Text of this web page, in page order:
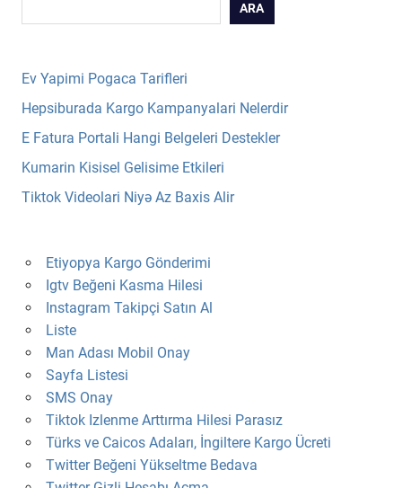
ARA
Ev Yapimi Pogaca Tarifleri
Hepsiburada Kargo Kampanyalari Nelerdir
E Fatura Portali Hangi Belgeleri Destekler
Kumarin Kisisel Gelisime Etkileri
Tiktok Videolari Niyə Az Baxis Alir
Etiyopya Kargo Gönderimi
Igtv Beğeni Kasma Hilesi
Instagram Takipçi Satın Al
Liste
Man Adası Mobil Onay
Sayfa Listesi
SMS Onay
Tiktok Izlenme Arttırma Hilesi Parasız
Türks ve Caicos Adaları, İngiltere Kargo Ücreti
Twitter Beğeni Yükseltme Bedava